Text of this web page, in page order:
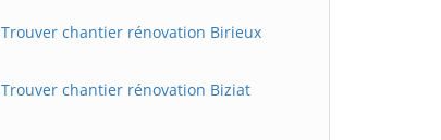
Trouver chantier rénovation Birieux
Trouver chantier rénovation Biziat